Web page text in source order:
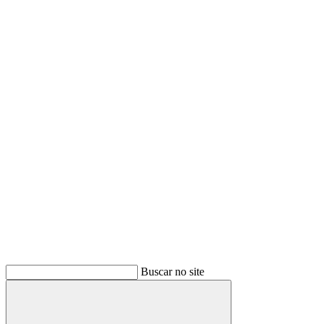
Buscar no site